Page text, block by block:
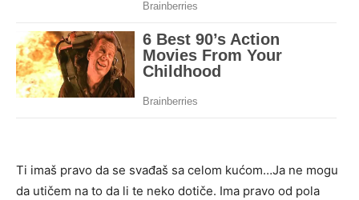
Ti imaš pravo da se svađaš sa celom kućom…Ja ne mogu
da utičem na to da li te neko dotiče. Ima pravo od pola